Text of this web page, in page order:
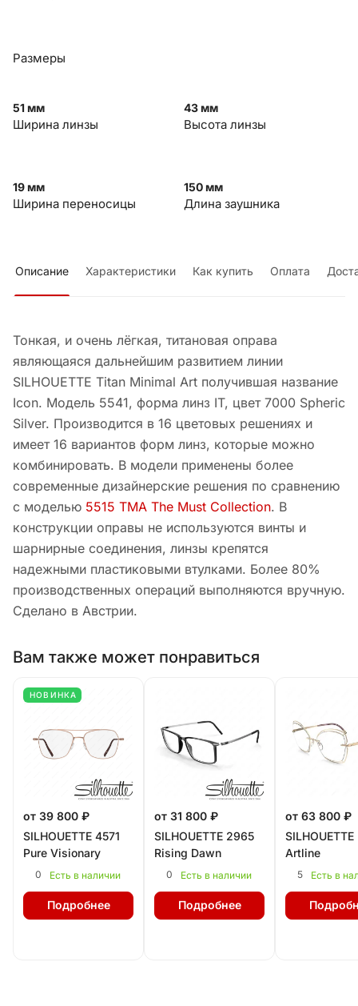
Размеры
51 мм
Ширина линзы
43 мм
Высота линзы
19 мм
Ширина переносицы
150 мм
Длина заушника
Описание Характеристики Как купить Оплата
Тонкая, и очень лёгкая, титановая оправа
являющаяся дальнейшим развитием линии
SILHOUETTE Titan Minimal Art получившая название
Icon. Модель 5541, форма линз IT, цвет 7000 Spheric
Silver. Производится в 16 цветовых решениях и
имеет 16 вариантов форм линз, которые можно
комбинировать. В модели применены более
современные дизайнерские решения по сравнению
с моделью 5515 TMA The Must Collection. В
конструкции оправы не используются винты и
шарнирные соединения, линзы крепятся
надежными пластиковыми втулками. Более 80%
производственных операций выполняются вручную.
Сделано в Австрии.
Вам также может понравиться
НОВИНКА
от 39 800 ₽
SILHOUETTE 4571
Pure Visionary
0 Есть в наличии
Подробнее
от 31 800 ₽
SILHOUETTE 2965
Rising Dawn
0 Есть в наличии
Подробнее
от 63 800 ₽
Artline
5 Есть в